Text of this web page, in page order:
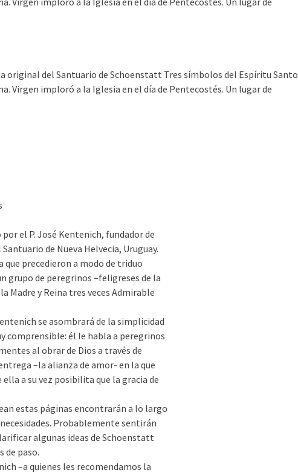
original del Santuario de Schoenstatt Tres símbolos del Espíritu Santo
Virgen imploró a la Iglesia en el día de Pentecostés. Un lugar de
el P. José Kentenich, fundador de
de Nueva Helvecia, Uruguay.
que precedieron a modo de triduo
grupo de peregrinos –feligreses de la
Madre y Reina tres veces Admirable
se asombrará de la simplicidad
comprensible: él le habla a peregrinos
al obrar de Dios a través de
–la alianza de amor- en la que
a su vez posibilita que la gracia de
estas páginas encontrarán a lo largo
Probablemente sentirán
algunas ideas de Schoenstatt
de paso.
–a quienes les recomendamos la